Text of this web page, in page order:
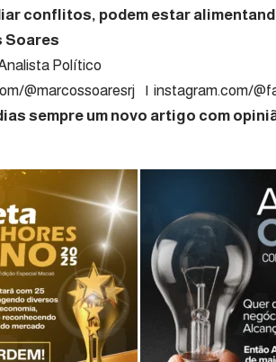
conflitos, podem estar
Soares
–
@marcossoaresrj | instagram.com/
sempre um novo artigo com